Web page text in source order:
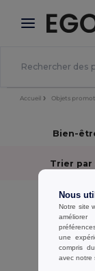
× Appli
Meilleurs
Accueil Objets
Bien-
Trier par
Nous
Notre site
une
compris
avec notre